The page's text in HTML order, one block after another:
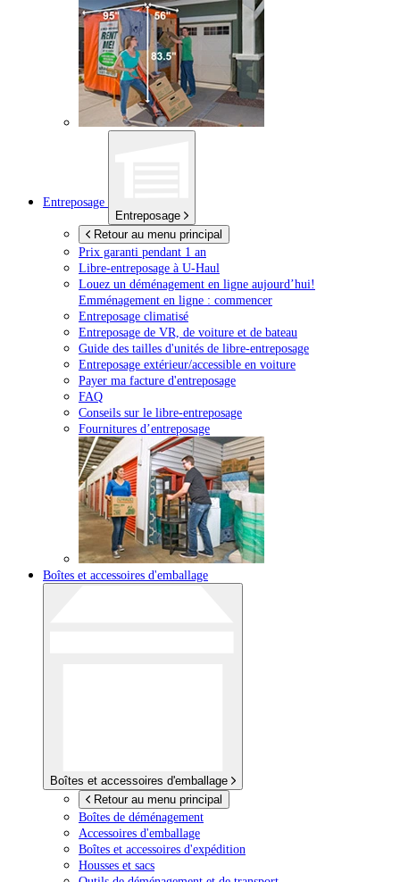
Entreposage
Entreposage
Retour au menu principal
Prix garanti pendant 1 an
Libre-entreposage à U-Haul
Louez un déménagement en ligne aujourd’hui!
Emménagement en ligne : commencer
Entreposage climatisé
Entreposage de VR, de voiture et de bateau
Guide des tailles d'unités de libre-entreposage
Entreposage extérieur/accessible en voiture
Payer ma facture d'entreposage
FAQ
Conseils sur le libre-entreposage
Fournitures d’entreposage
Boîtes et accessoires d'emballage
Boîtes et accessoires d'emballage
Retour au menu principal
Boîtes de déménagement
Accessoires d'emballage
Boîtes et accessoires d'expédition
Housses et sacs